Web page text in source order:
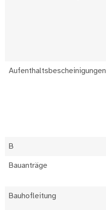
Aufenthaltsbescheinigungen
B
Bauanträge
Bauhofleitung